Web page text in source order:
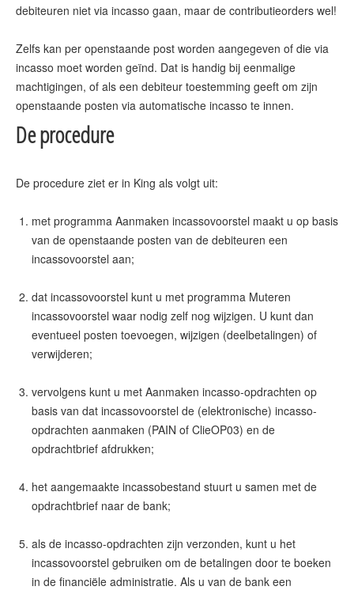
debiteuren niet via incasso gaan, maar de contributieorders wel!
Zelfs kan per openstaande post worden aangegeven of die via
incasso moet worden geïnd. Dat is handig bij eenmalige
machtigingen, of als een debiteur toestemming geeft om zijn
De procedure
met programma Aanmaken incassovoorstel maakt u op basis
van de openstaande posten van de debiteuren een
incassovoorstel aan;
dat incassovoorstel kunt u met programma Muteren
incassovoorstel waar nodig zelf nog wijzigen. U kunt dan
eventueel posten toevoegen, wijzigen (deelbetalingen) of
verwijderen;
vervolgens kunt u met Aanmaken incasso-opdrachten op
basis van dat incassovoorstel de (elektronische) incasso-
opdrachten aanmaken (PAIN of ClieOP03) en de
opdrachtbrief afdrukken;
het aangemaakte incassobestand stuurt u samen met de
opdrachtbrief naar de bank;
als de incasso-opdrachten zijn verzonden, kunt u het
incassovoorstel gebruiken om de betalingen door te boeken
in de financiële administratie. Als u van de bank een